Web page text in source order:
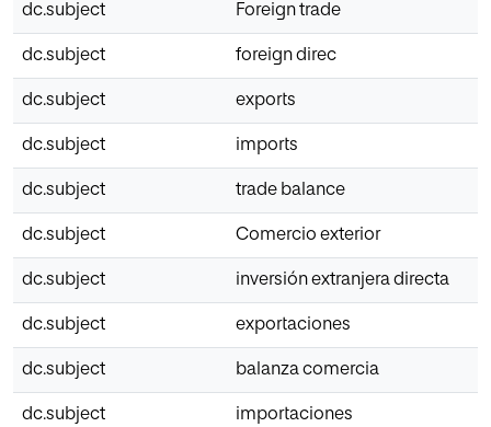
dc.subject Foreign trade
dc.subject foreign direc
dc.subject exports
dc.subject imports
dc.subject trade balance
dc.subject Comercio exterior
dc.subject inversión extranjera directa
dc.subject exportaciones
dc.subject balanza comercia
dc.subject importaciones